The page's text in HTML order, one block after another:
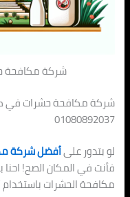
شركة مكافحة
شركة مكافحة حشرات في
01080892037
لو بتدور علىأفضل شركة
فأنت في المكان الصح!
مكافحة الحشرات باستخدام